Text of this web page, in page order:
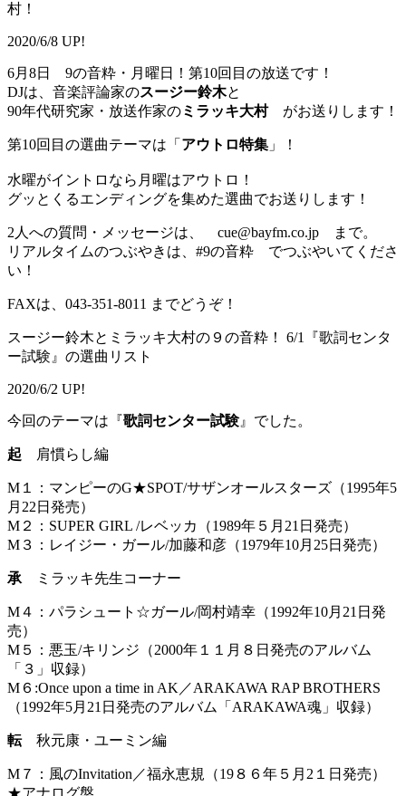
村！
2020/6/8 UP!
6月8日 9の音粋・月曜日！第10回目の放送です！
DJは、音楽評論家のスージー鈴木と
90年代研究家・放送作家のミラッキ大村がお送りします！
第10回目の選曲テーマは「 アウトロ特集 」！
水曜がイントロなら月曜はアウトロ！
グッとくるエンディングを集めた選曲でお送りします！
2人への質問・メッセージは、 cue@bayfm.co.jp まで。
リアルタイムのつぶやきは、#9の音粋 でつぶやいてくださ
い！
FAXは、043-351-8011 までどうぞ！
スージー鈴木とミラッキ大村の９の音粋！ 6/1『歌詞センタ
ー試験』の選曲リスト
2020/6/2 UP!
今回のテーマは『歌詞センター試験』でした。
起 肩慣らし編
M１：マンピーのG★SPOT/サザンオールスターズ（1995年5
月22日発売）
M２：SUPER GIRL /レベッカ（1989年５月21日発売）
M３：レイジー・ガール/加藤和彦（1979年10月25日発売）
承 ミラッキ先生コーナー
M４：パラシュート☆ガール/岡村靖幸（1992年10月21日発
売）
M５：悪玉/キリンジ（2000年１１月８日発売のアルバム
「３」収録）
M６:Once upon a time in AK／ARAKAWA RAP BROTHERS
（1992年5月21日発売のアルバム「ARAKAWA魂」収録）
転秋元康・ユーミン編
M７：風のInvitation／福永恵規（19８６年５月2１日発売）